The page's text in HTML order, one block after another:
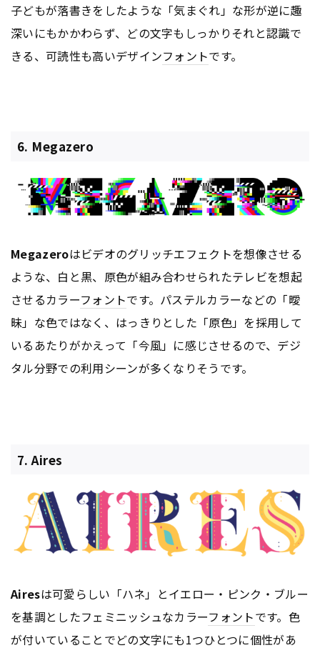
子どもが落書きをしたような「気まぐれ」な形が逆に趣
深いにもかかわらず、どの文字もしっかりそれと認識で
きる、可読性も高いデザインフォントです。
6. Megazero
Megazeroはビデオのグリッチエフェクトを想像させる
ような、白と黒、原色が組み合わせられたテレビを想起
させるカラーフォントです。パステルカラーなどの「曖
昧」な色ではなく、はっきりとした「原色」を採用して
いるあたりがかえって「今風」に感じさせるので、デジ
タル分野での利用シーンが多くなりそうです。
7. Aires
Airesは可愛らしい「ハネ」とイエロー・ピンク・ブルー
を基調としたフェミニッシュなカラーフォントです。色
が付いていることでどの文字にも1つひとつに個性があ